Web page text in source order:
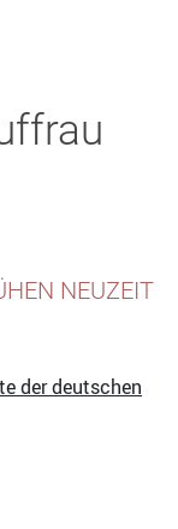
NEUZEIT
der deutschen